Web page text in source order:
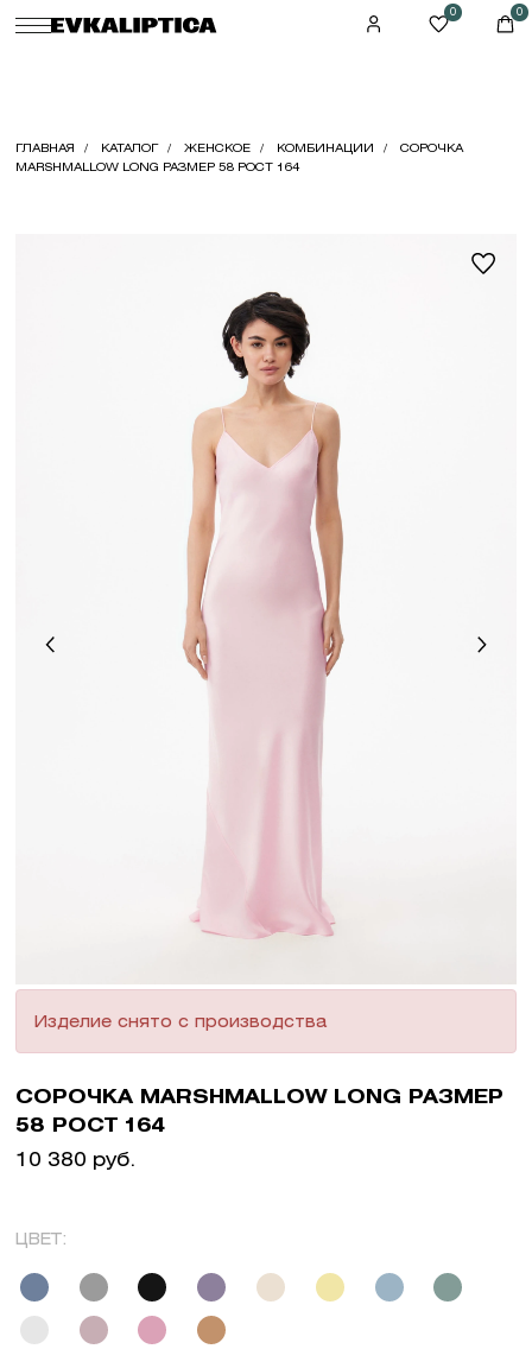
0 0
ГЛАВНАЯ КАТАЛОГ ЖЕНСКОЕ КОМБИНАЦИИ
СОРОЧКА
MARSHMALLOW LONG РАЗМЕР 58 РОСТ 164
Изделие снято с производства
СОРОЧКА MARSHMALLOW LONG РАЗМЕР
58 РОСТ 164
10 380 руб.
ЦВЕТ: